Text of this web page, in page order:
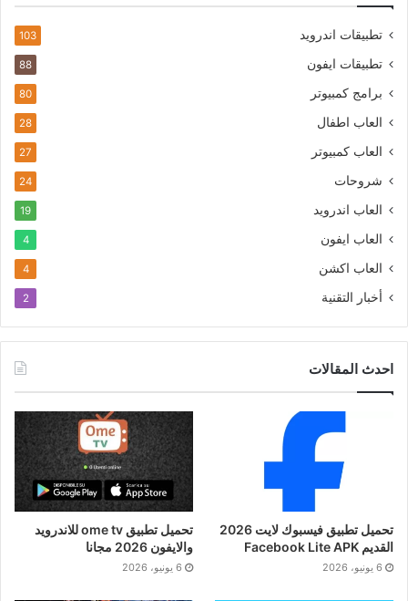
تطبيقات اندرويد 103
تطبيقات ايفون 88
برامج كمبيوتر 80
العاب اطفال 28
العاب كمبيوتر 27
شروحات 24
العاب اندرويد 19
العاب ايفون 4
العاب اكشن 4
أخبار التقنية 2
احدث المقالات
تحميل تطبيق فيسبوك لايت 2026
القديم Facebook Lite APK
6 يونيو، 2026
تحميل تطبيق ome tv للاندرويد
والايفون 2026 مجانا
6 يونيو، 2026